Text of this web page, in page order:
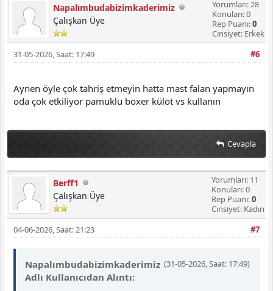
Napalımbudabizimkaderimiz
Çalışkan Üye
Yorumları: 28
Konuları: 0
Rep Puanı:0
Cinsiyet: Erkek
#6
31-05-2026, Saat: 17:49
Aynen öyle çok tahriş etmeyin hatta mast falan yapmayın
oda çok etkiliyor pamuklu boxer külot vs kullanın
Cevapla
Berff1
Çalışkan Üye
Yorumları: 11
Konuları: 0
Rep Puanı:0
Cinsiyet: Kadın
#7
04-06-2026, Saat: 21:23
(31-05-2026, Saat: 17:49)
Napalımbudabizimkaderimiz
Adlı Kullanıcıdan Alıntı: